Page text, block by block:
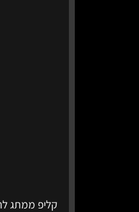
קליפ ממתג